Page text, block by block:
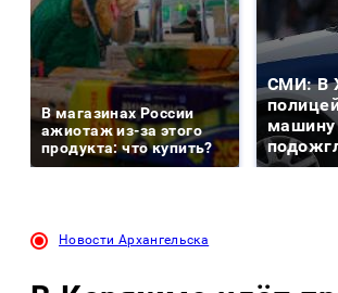
В магазинах России
ажиотаж из-за этого
продукта: что купить?
СМИ: В
машину
Новости Архангельска